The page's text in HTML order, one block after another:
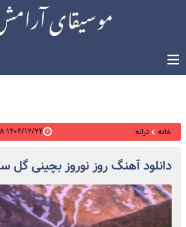
خانه ترانه ۱۴۰۴/۱۲/۲۴ ۲۲:۱۹:۱۸
دانلود آهنگ روز نوروز بچینی گل